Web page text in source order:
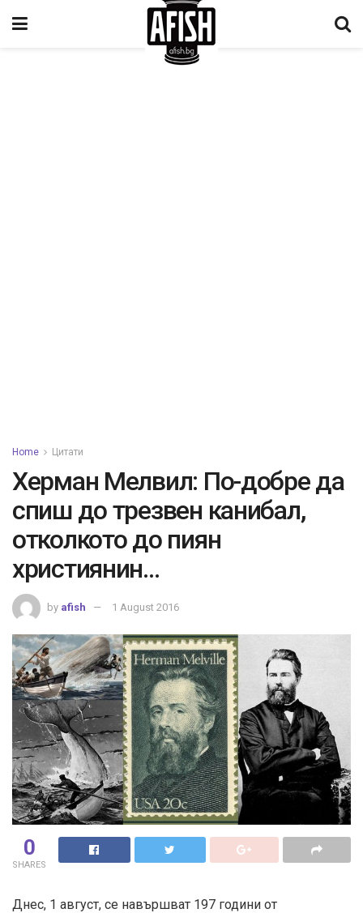
Home Цитати
Херман Мелвил: По-добре да
спиш до трезвен канибал,
отколкото до пиян
християнин…
by afish 1 August 2016
0
SHARES
Днес, 1 август, се навършват 197 години от